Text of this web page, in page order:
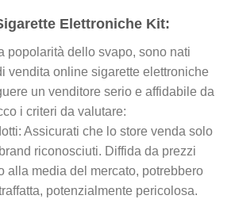
Elettroniche Kit:
popolarità dello svapo, sono nati
vendita online sigarette elettroniche
un venditore serio e affidabile da
i criteri da valutare:
Assicurati che lo store venda solo
riconosciuti. Diffida da prezzi
alla media del mercato, potrebbero
potenzialmente pericolosa.